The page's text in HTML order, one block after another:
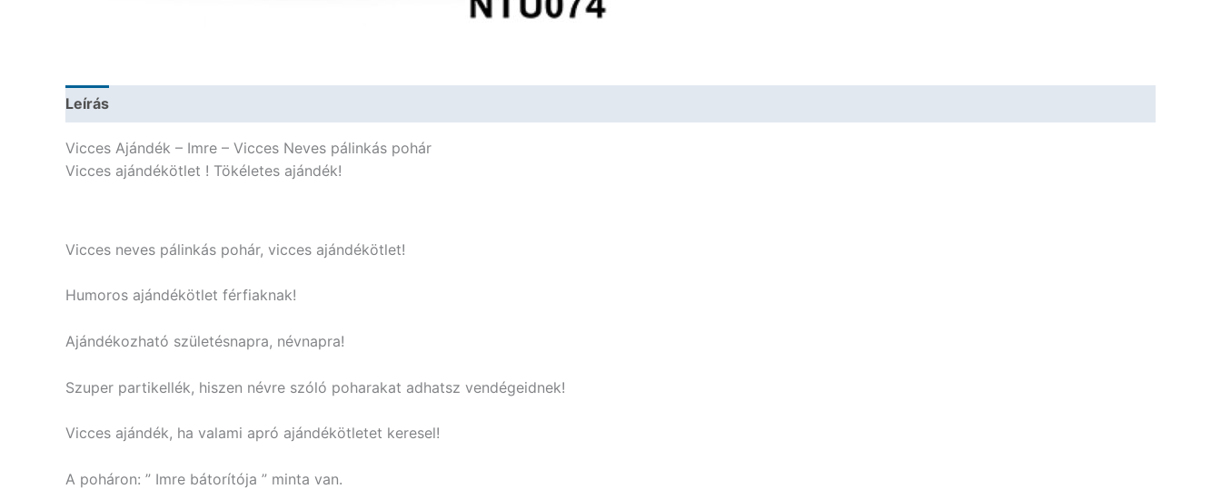
Leírás
Vicces Ajándék – Imre – Vicces Neves pálinkás pohár
Vicces ajándékötlet ! Tökéletes ajándék!
Vicces neves pálinkás pohár, vicces ajándékötlet!
Humoros ajándékötlet férfiaknak!
Ajándékozható születésnapra, névnapra!
Szuper partikellék, hiszen névre szóló poharakat adhatsz vendégeidnek!
Vicces ajándék, ha valami apró ajándékötletet keresel!
A poháron: ” Imre bátorítója ” minta van.